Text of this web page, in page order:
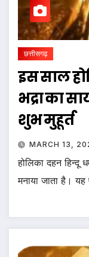
छत्तीसगढ़
इस साल
भद्रा का
शुभ मुहूर्त
MARCH 13,
होलिका दहन हिन्दू
मनाया जाता है।